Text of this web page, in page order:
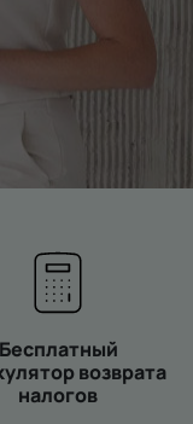
Бесплатный
возврата
налогов